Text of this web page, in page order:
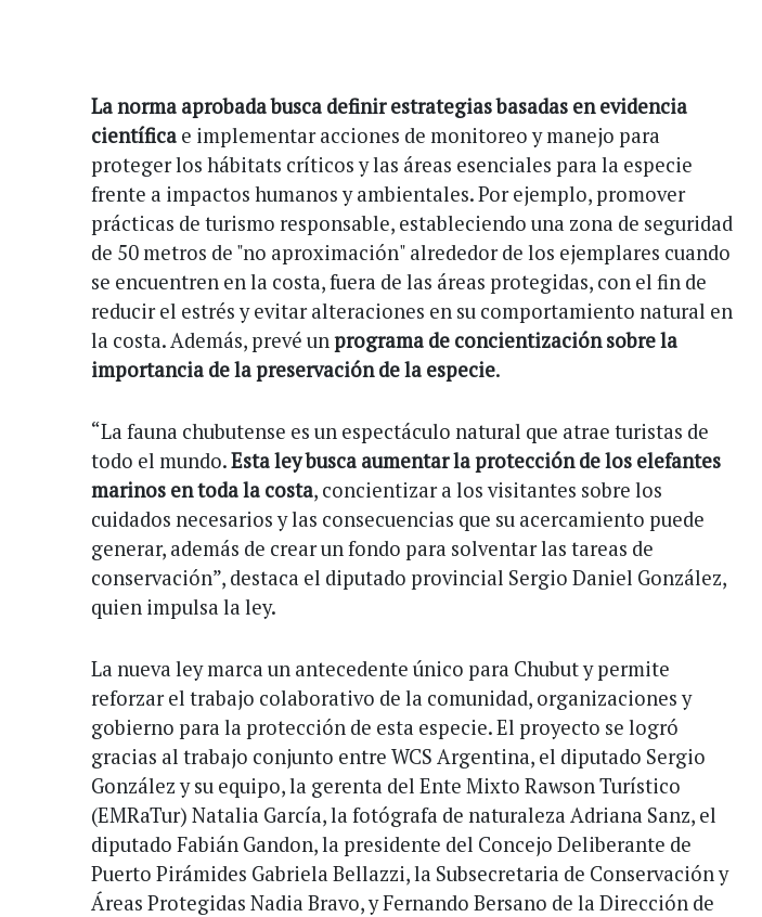
La norma aprobada busca definir estrategias basadas en evidencia
científica e implementar acciones de monitoreo y manejo para
proteger los hábitats críticos y las áreas esenciales para la especie
frente a impactos humanos y ambientales. Por ejemplo, promover
prácticas de turismo responsable, estableciendo una zona de seguridad
de 50 metros de "no aproximación" alrededor de los ejemplares cuando
se encuentren en la costa, fuera de las áreas protegidas, con el fin de
reducir el estrés y evitar alteraciones en su comportamiento natural en
la costa. Además, prevé un programa de concientización sobre la
importancia de la preservación de la especie.
“La fauna chubutense es un espectáculo natural que atrae turistas de
todo el mundo.Esta ley busca aumentar la protección de los elefantes
marinos en toda la costa, concientizar a los visitantes sobre los
cuidados necesarios y las consecuencias que su acercamiento puede
generar, además de crear un fondo para solventar las tareas de
conservación”, destaca el diputado provincial Sergio Daniel González,
quien impulsa la ley.
La nueva ley marca un antecedente único para Chubut y permite
reforzar el trabajo colaborativo de la comunidad, organizaciones y
gobierno para la protección de esta especie. El proyecto se logró
gracias al trabajo conjunto entre WCS Argentina, el diputado Sergio
González y su equipo, la gerenta del Ente Mixto Rawson Turístico
(EMRaTur) Natalia García, la fotógrafa de naturaleza Adriana Sanz, el
diputado Fabián Gandon, la presidente del Concejo Deliberante de
Puerto Pirámides Gabriela Bellazzi, la Subsecretaria de Conservación y
Áreas Protegidas Nadia Bravo, y Fernando Bersano de la Dirección de